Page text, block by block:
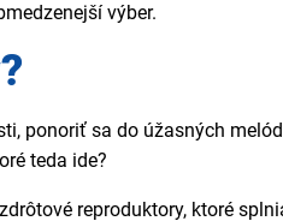
výber.
ponoriť sa do úžasných
teda ide?
reproduktory, ktoré